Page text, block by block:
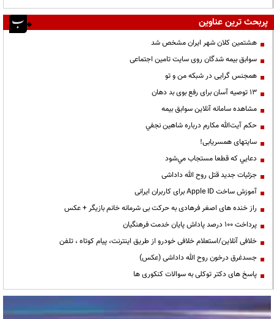
پربحث ترین عناوین
هشتمین کلان شهر ایران مشخص شد
سوابق بیمه شدگان روی سایت تامین اجتماعی
همجنس گرایی در شبکه من و تو
13 توصیه آسان برای رفع بوی بد دهان
مشاهده سامانه آنلاين سوابق بیمه
حكم آيت‌الله مكارم درباره شاهين نجفي
سایتهای همسریابی!
دعايي كه قطعا مستجاب مي‌شود
جزئیات جدید قتل روح الله داداشی
آموزش ساخت Apple ID برای کاربران ایرانی
راز خنده های اصغر فرهادی به حرکت بی شرمانه خانم بازیگر + عکس
پرداخت ۱۰۰ درصد پاداش پایان خدمت فرهنگیان
خلافی آنلاین/استعلام خلافی خودرو از طریق اینترنت، پیام کوتاه ، تلفن
جسدغرق درخون روح الله داداشی (عکس)
پاسخ های دکتر توکلی به سوالات کنکوری ها